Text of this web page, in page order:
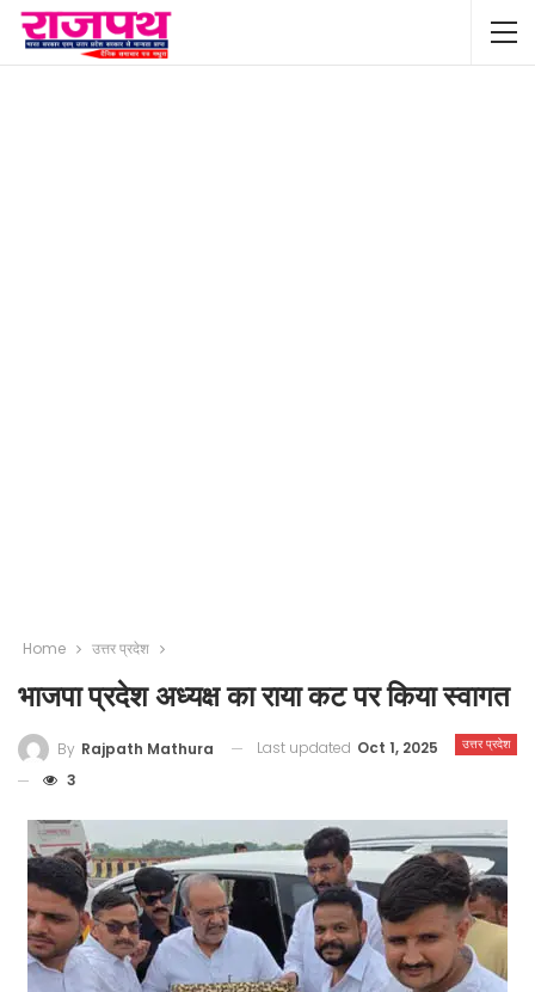
Home उत्तर प्रदेश
भाजपा प्रदेश अध्यक्ष का राया कट पर किया स्वागत
उत्तर प्रदेश
By Rajpath Mathura Last updated Oct 1, 2025
3